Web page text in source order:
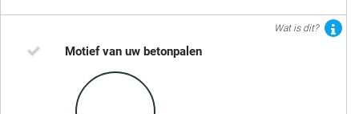
Wat is dit?
Motief van uw betonpalen